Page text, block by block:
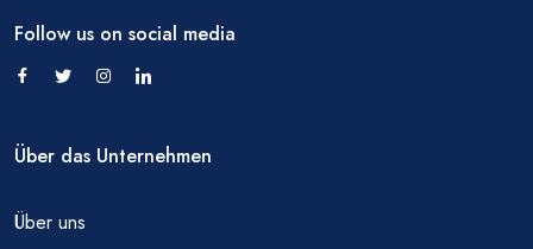
Follow us on social media
Über das Unternehmen
Über uns